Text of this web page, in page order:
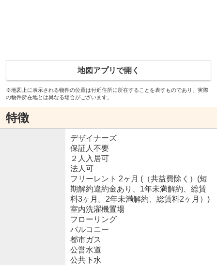
地図アプリで開く
※地図上に表示される物件の位置は付近住所に所在することを表すものであり、実際
の物件所在地とは異なる場合がございます。
特徴
デザイナーズ
保証人不要
２人入居可
法人可
フリーレント 2ヶ月 (（共益費除く）(短
期解約違約金あり、1年未満解約、総賃
料3ヶ月。2年未満解約、総賃料2ヶ月）)
室内洗濯機置場
フローリング
バルコニー
都市ガス
公営水道
公共下水